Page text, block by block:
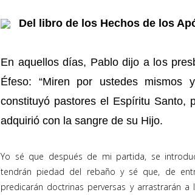
Del libro de los Hechos de los
En aquellos días, Pablo dijo a los
Éfeso: “Miren por ustedes
constituyó pastores el Espíritu Santo,
adquirió con la sangre de su Hijo.
Yo sé que después de mi partida, se
tendrán piedad del rebaño y sé que, de
predicarán doctrinas perversas y arrastrarán